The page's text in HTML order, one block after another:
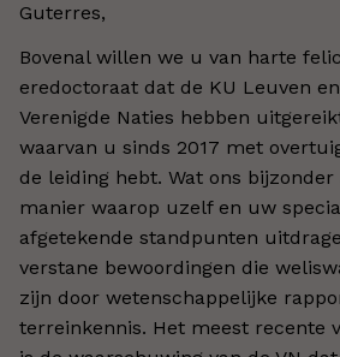
Guterres,
Bovenal willen we u van harte
eredoctoraat dat de KU Leuven
Verenigde Naties hebben
waarvan u sinds 2017 met
de leiding hebt. Wat ons
manier waarop uzelf en uw
afgetekende standpunten
verstane bewoordingen die
zijn door wetenschappelijke
terreinkennis. Het meest recente